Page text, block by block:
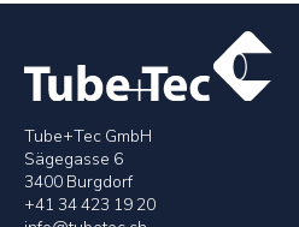
Tube+Tec GmbH
Sägegasse 6
3400 Burgdorf
+41 34 423 19 20